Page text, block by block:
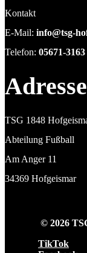
Kontakt
E-Mail: info@tsg-
Telefon: 05671-3163
Adresse
TSG 1848
Abteilung Fußball
Am Anger 11
34369 Hofgeismar
© 2026
TikTok